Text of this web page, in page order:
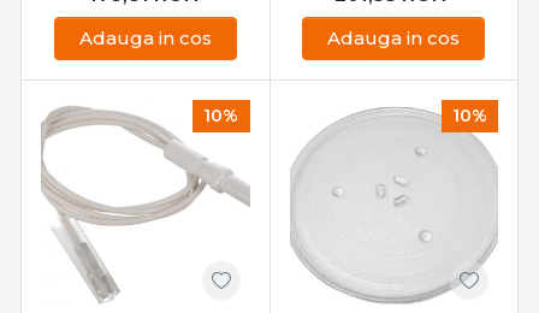
Adauga in cos
Adauga in cos
10% 10%